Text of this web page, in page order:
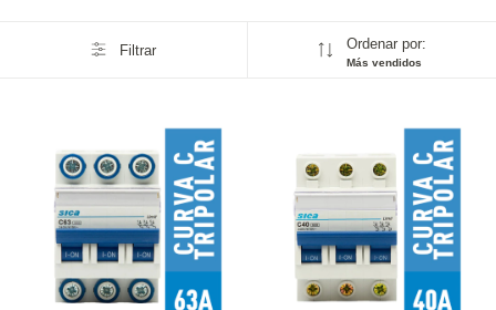
Filtrar Ordenar por:
Más vendidos